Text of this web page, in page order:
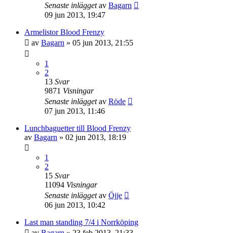
Senaste inläggetav Bagarn
09 jun 2013, 19:47
Armelistor Blood Frenzy
av Bagarn » 05 jun 2013, 21:55
1
2
13 Svar
9871 Visningar
Senaste inläggetav Röde
07 jun 2013, 11:46
Lunchbaguetter till Blood Frenzy
av Bagarn » 02 jun 2013, 18:19
1
2
15 Svar
11094 Visningar
Senaste inläggetav Öjje
06 jun 2013, 10:42
Last man standing 7/4 i Norrköping